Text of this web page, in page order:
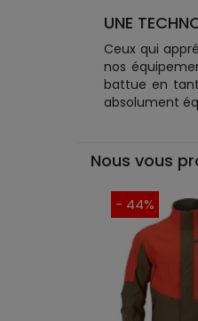
UNE
Ceux qui
nos
battue en
absolument
Nous vous
- 44%